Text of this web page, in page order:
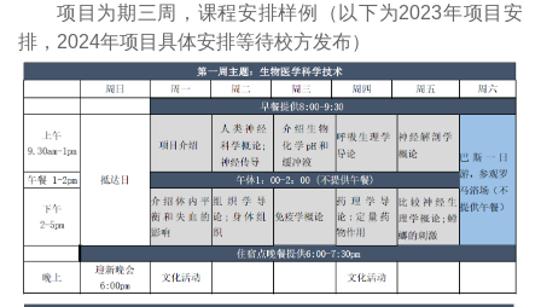
项目为期三周，课程安排样例（以下为2023年项目安
排， 2024年项目具体安排等待校方发布）